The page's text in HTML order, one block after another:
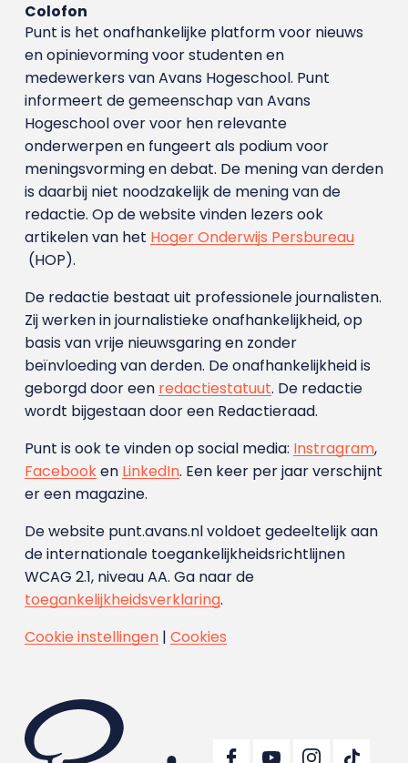
Colofon
Punt is het onafhankelijke platform voor nieuws
en opinievorming voor studenten en
medewerkers van Avans Hoge­school. Punt
informeert de gemeenschap van Avans
Hogeschool over voor hen relevante
onderwerpen en fungeert als podium voor
meningsvorming en debat. De mening van derden
is daarbij niet noodzakelijk de mening van de
redactie. Op de website vinden lezers ook
artikelen van het Hoger Onderwijs Persbureau
(HOP).
De redactie bestaat uit professionele journalisten.
Zij werken in journalistieke onafhankelijkheid, op
basis van vrije nieuwsgaring en zonder
beïnvloeding van derden. De onafhankelijkheid is
geborgd door een redactiestatuut. De redactie
wordt bijgestaan door een Redactieraad.
Punt is ook te vinden op social media: Instragram,
Facebooken LinkedIn. Een keer per jaar verschijnt
er een magazine.
De website punt.avans.nl voldoet gedeeltelijk aan
de internationale toegankelijkheidsrichtlijnen
WCAG 2.1, niveau AA. Ga naar de
toegankelijkheidsverklaring.
Cookie instellingen| Cookies